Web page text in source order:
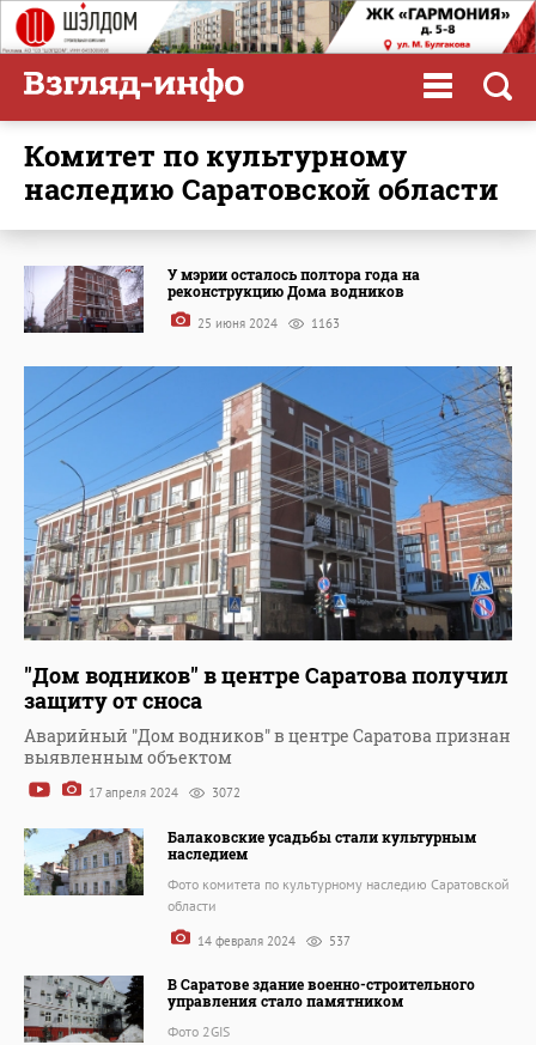
комитет по культурному
наследию Саратовской области
У мэрии осталось полтора года на
реконструкцию Дома водников
25 июня 2024 1163
"Дом водников" в центре Саратова получил
защиту от сноса
Аварийный "Дом водников" в центре Саратова признан
выявленным объектом
17 апреля 2024 3072
Балаковские усадьбы стали культурным
наследием
Фото комитета по культурному наследию Саратовской
области
14 февраля 2024 537
В Саратове здание военно-строительного
управления стало памятником
Фото 2GIS